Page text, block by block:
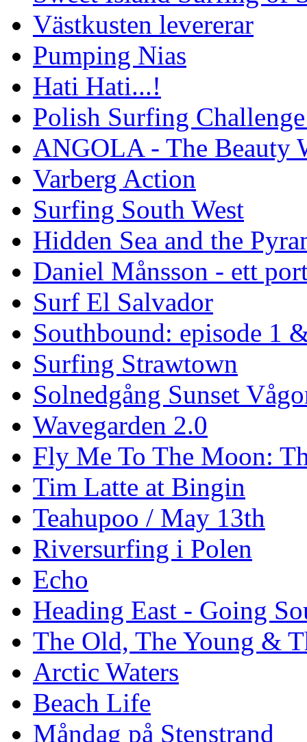
Västkusten levererar
Pumping Nias
Hati Hati...!
Polish Surfing
ANGOLA - The Beauty
Varberg Action
Surfing South West
Hidden Sea and the
Daniel Månsson - ett
Surf El Salvador
Southbound: episode 1
Surfing Strawtown
Solnedgång Sunset
Wavegarden 2.0
Fly Me To The Moon:
Tim Latte at Bingin
Teahupoo / May 13th
Riversurfing i Polen
Echo
Heading East - Going
The Old, The Young &
Arctic Waters
Beach Life
Måndag på Stenstrand